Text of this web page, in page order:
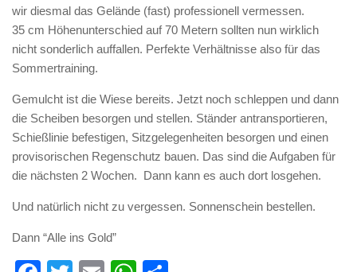
wir diesmal das Gelände (fast) professionell vermessen.
35 cm Höhenunterschied auf 70 Metern sollten nun wirklich
nicht sonderlich auffallen. Perfekte Verhältnisse also für das
Sommertraining.
Gemulcht ist die Wiese bereits. Jetzt noch schleppen und dann
die Scheiben besorgen und stellen. Ständer antransportieren,
Schießlinie befestigen, Sitzgelegenheiten besorgen und einen
provisorischen Regenschutz bauen. Das sind die Aufgaben für
die nächsten 2 Wochen. Dann kann es auch dort losgehen.
Und natürlich nicht zu vergessen. Sonnenschein bestellen.
Dann “Alle ins Gold”